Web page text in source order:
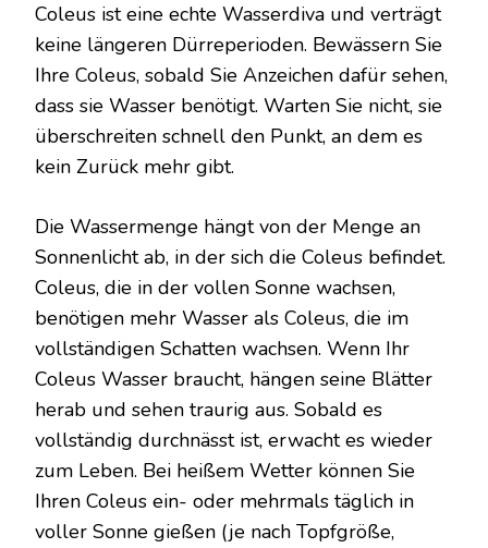
Coleus ist eine echte Wasserdiva und verträgt
keine längeren Dürreperioden. Bewässern Sie
Ihre Coleus, sobald Sie Anzeichen dafür sehen,
dass sie Wasser benötigt. Warten Sie nicht, sie
überschreiten schnell den Punkt, an dem es
kein Zurück mehr gibt.
Die Wassermenge hängt von der Menge an
Sonnenlicht ab, in der sich die Coleus befindet.
Coleus, die in der vollen Sonne wachsen,
benötigen mehr Wasser als Coleus, die im
vollständigen Schatten wachsen. Wenn Ihr
Coleus Wasser braucht, hängen seine Blätter
herab und sehen traurig aus. Sobald es
vollständig durchnässt ist, erwacht es wieder
zum Leben. Bei heißem Wetter können Sie
Ihren Coleus ein- oder mehrmals täglich in
voller Sonne gießen (je nach Topfgröße,